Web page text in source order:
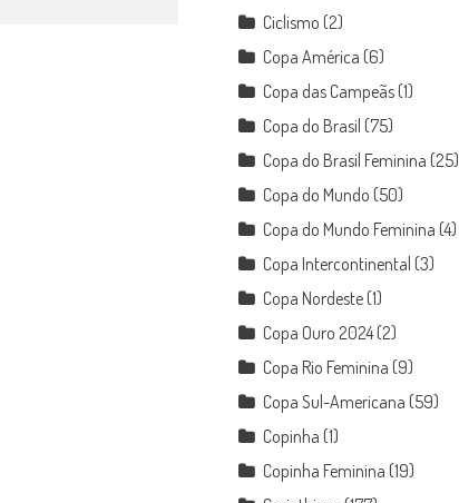
Ciclismo (2)
Copa América (6)
Copa das Campeãs (1)
Copa do Brasil (75)
Copa do Brasil Feminina (25)
Copa do Mundo (50)
Copa do Mundo Feminina (4)
Copa Intercontinental (3)
Copa Nordeste (1)
Copa Ouro 2024(2)
Copa Rio Feminina (9)
Copa Sul-Americana (59)
Copinha (1)
Copinha Feminina (19)